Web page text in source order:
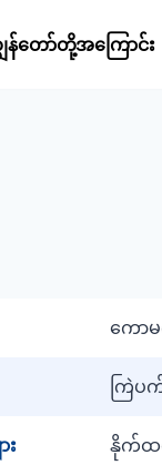
န်တော်တို့အကြောင်း
ကော
ကြဲပ
း နိုက်ထရို